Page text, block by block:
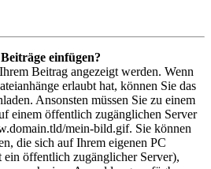
einfügen?
Beitrag angezeigt werden. Wenn
erlaubt hat, können Sie das
Ansonsten müssen Sie zu einem
einem öffentlich zugänglichen Server
mein-bild.gif. Sie können
die sich auf Ihrem eigenen PC
ein öffentlich zugänglicher Server),